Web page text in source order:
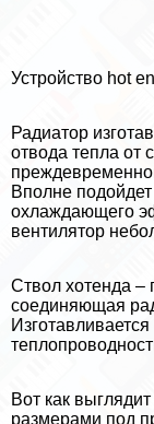
Устройство hot
Радиатор
отвода тепла от
Вполне
охлаждающего
вентилятор
Ствол хотенда –
соединяющая
Вот как
размерами под